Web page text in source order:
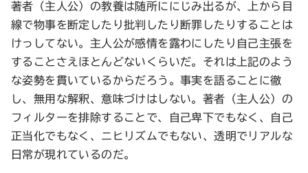
著者（主人公）の教養は随所ににじみ出るが、上から目
線で物事を断定したり批判したり断罪したりすることは
けっしてない。主人公が感情を露わにしたり自己主張を
することさえほとんどないくらいだ。それは上記のよう
な姿勢を貫いているからだろう。事実を語ることに徹
し、無用な解釈、意味づけはしない。著者（主人公）の
フィルターを排除することで、自己卑下でもなく、自己
正当化でもなく、ニヒリズムでもない、透明でリアルな
日常が現れているのだ。